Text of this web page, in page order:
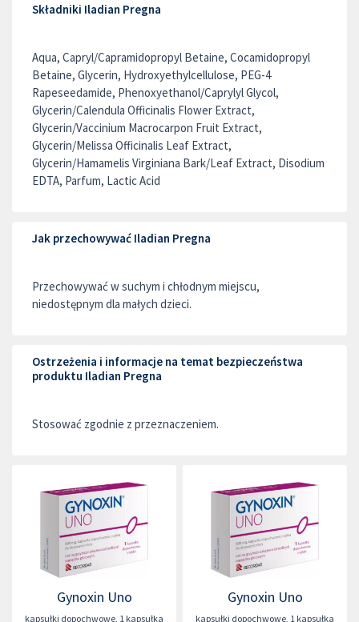
Składniki Iladian Pregna
Aqua, Capryl/Capramidopropyl Betaine, Cocamidopropyl
Betaine, Glycerin, Hydroxyethylcellulose, PEG-4
Rapeseedamide, Phenoxyethanol/Caprylyl Glycol,
Glycerin/Calendula Officinalis Flower Extract,
Glycerin/Vaccinium Macrocarpon Fruit Extract,
Glycerin/Melissa Officinalis Leaf Extract,
Glycerin/Hamamelis Virginiana Bark/Leaf Extract, Disodium
EDTA, Parfum, Lactic Acid
Jak przechowywać Iladian Pregna
Przechowywać w suchym i chłodnym miejscu,
niedostępnym dla małych dzieci.
Ostrzeżenia i informacje na temat bezpieczeństwa
produktu Iladian Pregna
Stosować zgodnie z przeznaczeniem.
Gynoxin Uno
kapsułki dopochwowe, 1 kapsułka
Gynoxin Uno
kapsułki dopochwowe, 1 kapsułka